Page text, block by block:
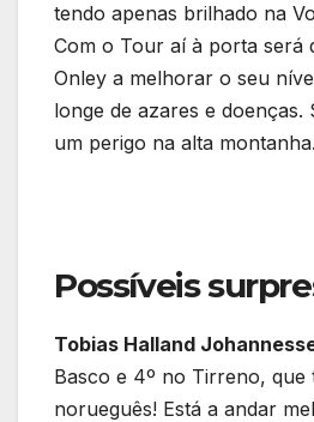
tendo apenas brilhado na
Com o Tour aí à porta será
Onley a melhorar o seu
longe de azares e doenças.
um perigo na alta montanha.
Possíveis
Tobias Halland
Basco e 4º no Tirreno, que
norueguês! Está a andar